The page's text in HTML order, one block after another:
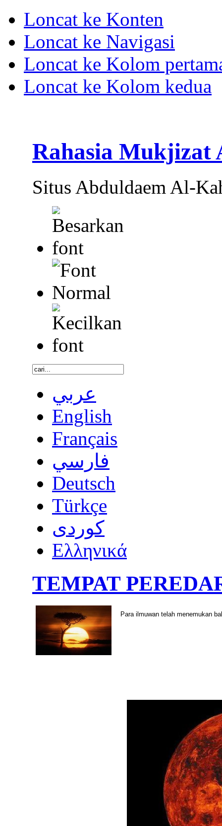
Loncat ke Konten
Loncat ke Navigasi
Loncat ke Kolom
Loncat ke Kolom kedua
Rahasia Mukjizat
Situs Abduldaem Al-
عربي
English
Français
فارسي
Deutsch
Türkçe
كوردى
Ελληνικά
TEMPAT
Para ilmuwan telah menemukan